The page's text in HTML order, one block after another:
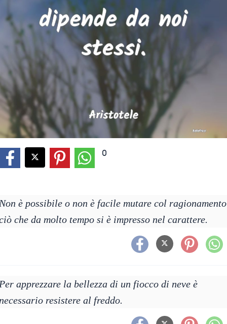
0
è possibile o non è facile mutare col ragionamento
che da molto tempo si è impresso nel carattere.
apprezzare la bellezza di un fiocco di neve è
resistere al freddo.